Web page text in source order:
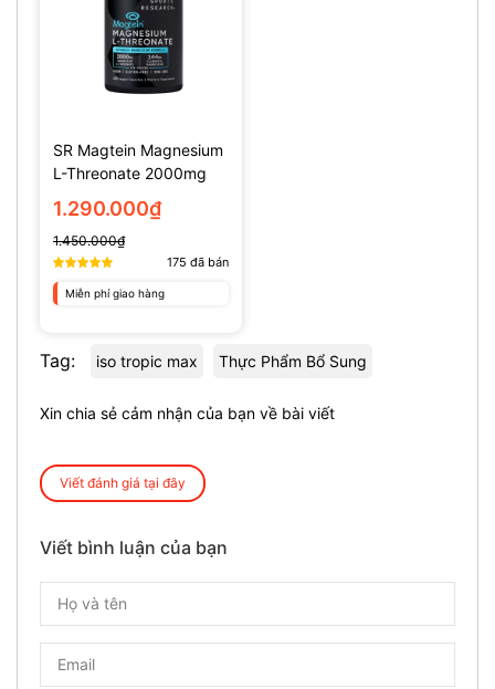
SR Magtein Magnesium
L-Threonate 2000mg
(135 Viên)
1.290.000₫
1.450.000₫
175 đã bán
Miễn phí giao hàng
Tag: iso tropic max Thực Phẩm Bổ Sung
Xin chia sẻ cảm nhận của bạn về bài viết
Viết đánh giá tại đây
Viết bình luận của bạn